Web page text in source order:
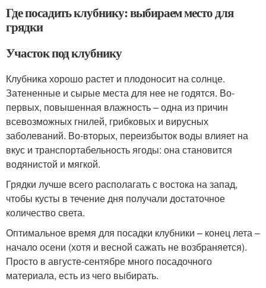
Где посадить клубнику: выбираем место для
грядки
Участок под клубнику
Клубника хорошо растет и плодоносит на солнце.
Затененные и сырые места для нее не годятся. Во-
первых, повышенная влажность – одна из причин
всевозможных гнилей, грибковых и вирусных
заболеваний. Во-вторых, переизбыток воды влияет на
вкус и транспортабельность ягоды: она становится
водянистой и мягкой.
Грядки лучше всего располагать с востока на запад,
чтобы кусты в течение дня получали достаточное
количество света.
Оптимальное время для посадки клубники – конец лета –
начало осени (хотя и весной сажать не возбраняется).
Просто в августе-сентябре много посадочного
материала, есть из чего выбирать.